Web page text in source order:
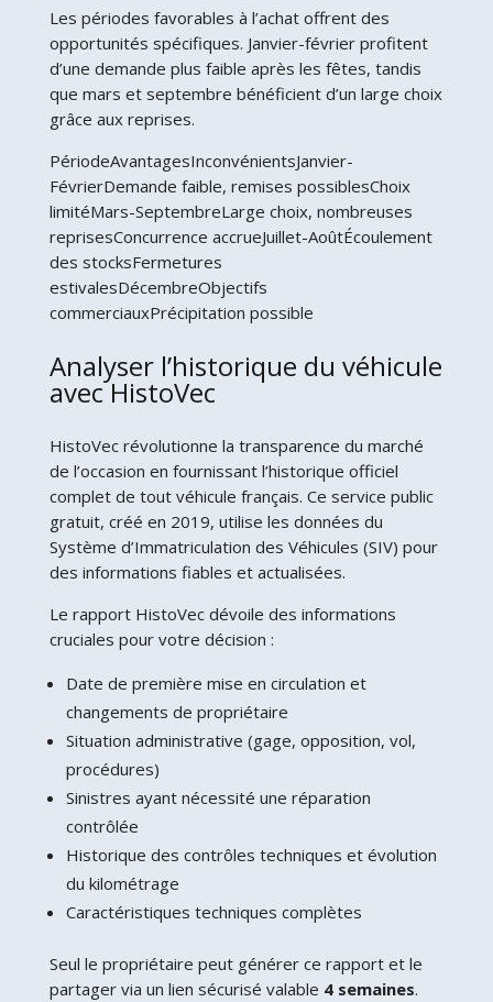
Les périodes favorables à l’achat offrent des
opportunités spécifiques. Janvier-février profitent
d’une demande plus faible après les fêtes, tandis
que mars et septembre bénéficient d’un large choix
grâce aux reprises.
PériodeAvantagesInconvénientsJanvier-
FévrierDemande faible, remises possiblesChoix
limitéMars-SeptembreLarge choix, nombreuses
reprisesConcurrence accrueJuillet-AoûtÉcoulement
des stocksFermetures
estivalesDécembreObjectifs
commerciauxPrécipitation possible
Analyser l’historique du véhicule
avec HistoVec
HistoVec révolutionne la transparence du marché
de l’occasion en fournissant l’historique officiel
complet de tout véhicule français. Ce service public
gratuit, créé en 2019, utilise les données du
Système d’Immatriculation des Véhicules (SIV) pour
des informations fiables et actualisées.
Le rapport HistoVec dévoile des informations
cruciales pour votre décision :
Date de première mise en circulation et
changements de propriétaire
Situation administrative (gage, opposition, vol,
procédures)
Sinistres ayant nécessité une réparation
contrôlée
Historique des contrôles techniques et évolution
du kilométrage
Caractéristiques techniques complètes
Seul le propriétaire peut générer ce rapport et le
partager via un lien sécurisé valable 4 semaines.